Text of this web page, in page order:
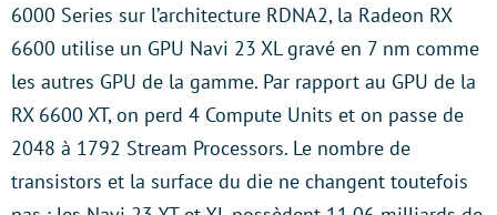
6000 Series sur l’architecture RDNA2, la Radeon RX
6600 utilise un GPU Navi 23 XL gravé en 7 nm comme
les autres GPU de la gamme. Par rapport au GPU de la
RX 6600 XT, on perd 4 Compute Units et on passe de
2048 à 1792 Stream Processors. Le nombre de
transistors et la surface du die ne changent toutefois